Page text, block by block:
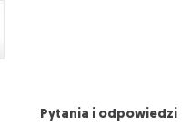
Pytania i odpowiedzi